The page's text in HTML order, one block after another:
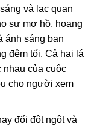
và lạc quan
sự mơ hồ, hoang
ánh sáng ban
đêm tối. Cả hai lá
nhau của cuộc
cho người xem
đổi đột ngột và